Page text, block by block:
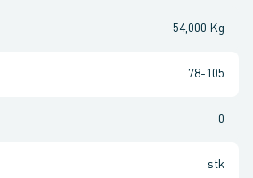
54,000 Kg
78-105
0
stk